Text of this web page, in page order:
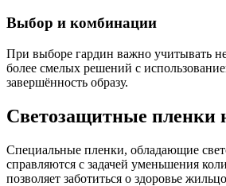
Выбор и комбинации
При выборе гардин важно учитывать
более смелых решений с
завершённость образу.
Светозащитные пленки
Специальные пленки, обладающие
справляются с задачей уменьшения
позволяет заботиться о здоровье